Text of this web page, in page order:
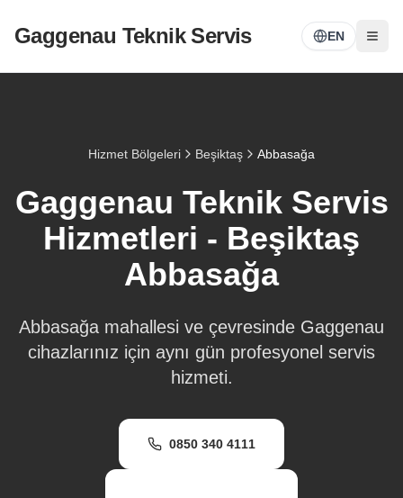
Gaggenau Teknik Servis EN
Hizmet Bölgeleri Beşiktaş Abbasağa
Gaggenau Teknik Servis
Hizmetleri - Beşiktaş
Abbasağa
Abbasağa mahallesi ve çevresinde Gaggenau
cihazlarınız için aynı gün profesyonel servis
hizmeti.
0850 340 4111